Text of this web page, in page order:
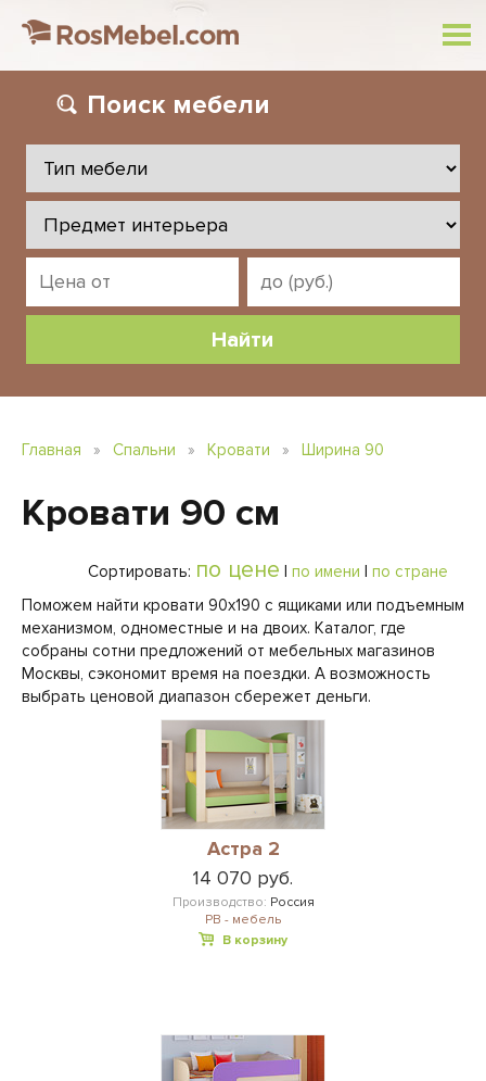
Поиск мебели
Главная » Спальни » Кровати » Ширина 90
Кровати 90 см
Сортировать: по цене | по имени | по стране
Поможем найти кровати 90х190 с ящиками или подъемным
механизмом, одноместные и на двоих. Каталог, где
собраны сотни предложений от мебельных магазинов
Москвы, сэкономит время на поездки. А возможность
выбрать ценовой диапазон сбережет деньги.
Астра 2
14 070 руб.
Производство: Россия
РВ - мебель
В корзину